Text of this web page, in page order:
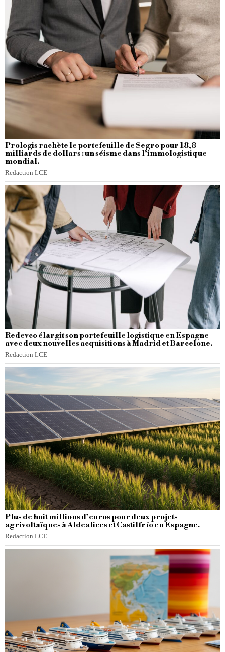
Prologis rachète le portefeuille de Segro pour 18,8
milliards de dollars : un séisme dans l’immologistique
mondial.
Redaction LCE
Redevco élargit son portefeuille logistique en Espagne
avec deux nouvelles acquisitions à Madrid et Barcelone.
Redaction LCE
Plus de huit millions d’euros pour deux projets
agrivoltaïques à Aldealices et Castilfrío en Espagne.
Redaction LCE